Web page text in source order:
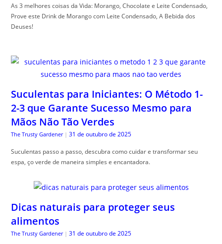
As 3 melhores coisas da Vida: Morango, Chocolate e Leite Condensado,
Prove este Drink de Morango com Leite Condensado, A Bebida dos
Deuses!
Suculentas para Iniciantes: O Método 1-
2-3 que Garante Sucesso Mesmo para
Mãos Não Tão Verdes
The Trusty Gardener | 31 de outubro de 2025
Suculentas passo a passo, descubra como cuidar e transformar seu
espa, ço verde de maneira simples e encantadora.
Dicas naturais para proteger seus
alimentos
The Trusty Gardener | 31 de outubro de 2025